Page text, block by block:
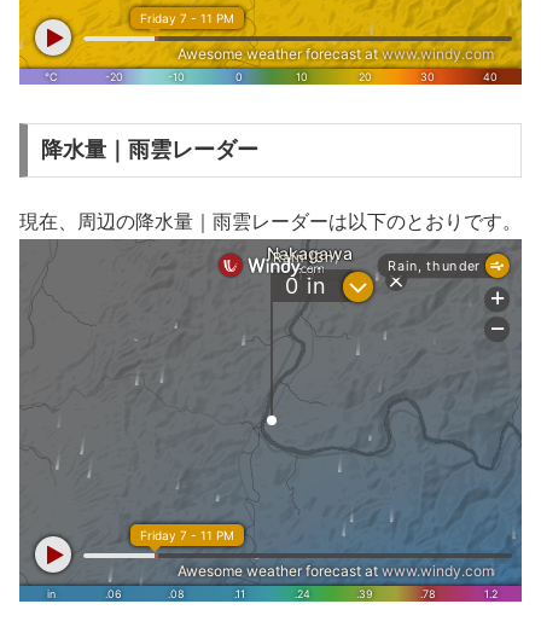
降水量｜雨雲レーダー
現在、周辺の降水量｜雨雲レーダーは以下のとおりです。